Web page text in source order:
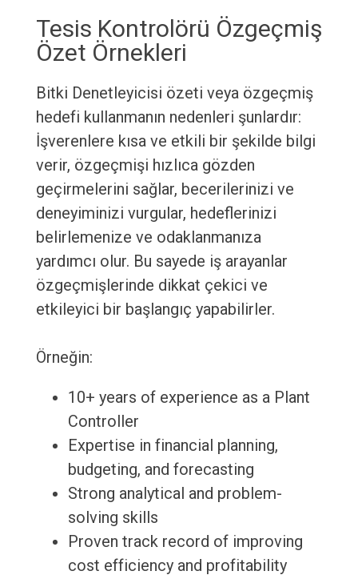
Tesis Kontrolörü Özgeçmiş
Özet Örnekleri
Bitki Denetleyicisi özeti veya özgeçmiş
hedefi kullanmanın nedenleri şunlardır:
İşverenlere kısa ve etkili bir şekilde bilgi
verir, özgeçmişi hızlıca gözden
geçirmelerini sağlar, becerilerinizi ve
deneyiminizi vurgular, hedeflerinizi
belirlemenize ve odaklanmanıza
yardımcı olur. Bu sayede iş arayanlar
özgeçmişlerinde dikkat çekici ve
etkileyici bir başlangıç yapabilirler.
Örneğin:
10+ years of experience as a Plant
Controller
Expertise in financial planning,
budgeting, and forecasting
Strong analytical and problem-
solving skills
Proven track record of improving
cost efficiency and profitability